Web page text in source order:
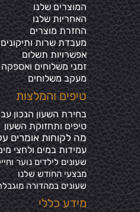
המוצרים שלנו
האחריות שלנו
החזרת מוצרים
מעבדת שרות ותיקונים
אפשרויות תשלום
זמני משלוחים ואספקה
מעקב משלוחים
טיפים והמלצות
בחירת השעון הנכון
טיפים ותחזוקת השעון
מה לקוחות אומרים
עמידות במים ולחצי
שעונים לילדים נוער
מבצעי החודש שלנו
שעונים במהדורה
מידע כללי